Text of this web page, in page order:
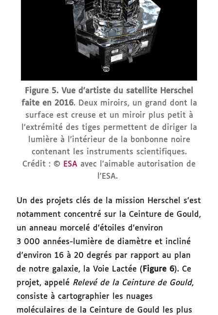
Figure 5. Vue d’artiste du satellite Herschel
faite en 2016. Deux miroirs, un grand dont la
surface est creuse et un miroir plus petit à
l’extrémité des tiges permettent de diriger la
lumière à l’intérieur de la bonbonne noire
contenant les instruments scientifiques.
Crédit : © ESA avec l’aimable autorisation de
l’ESA.
Un des projets clés de la mission Herschel s’est
notamment concentré sur la Ceinture de Gould,
un anneau morcelé d’étoiles d’environ
3 000 années-lumière de diamètre et incliné
d’environ 16 à 20 degrés par rapport au plan
de notre galaxie, la Voie Lactée ( Figure 6). Ce
projet, appelé Relevé de la Ceinture de Gould,
consiste à cartographier les nuages
moléculaires de la Ceinture de Gould les plus